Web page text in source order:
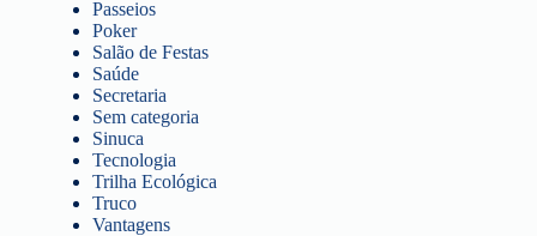
Passeios
Poker
Salão de Festas
Saúde
Secretaria
Sem categoria
Sinuca
Tecnologia
Trilha Ecológica
Truco
Vantagens